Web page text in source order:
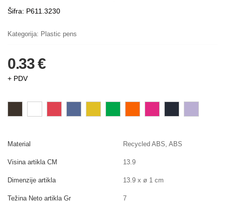
Šifra: P611.3230
Kategorija: Plastic pens
0.33 €
+ PDV
Material Recycled ABS, ABS
Visina artikla CM 13.9
Dimenzije artikla 13.9 x ø 1 cm
Težina Neto artikla Gr 7